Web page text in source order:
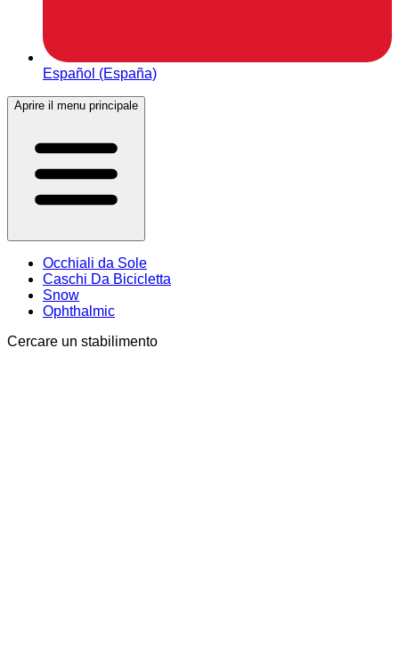
Español (España)
Aprire il menu principale
Occhiali da Sole
Caschi Da Bicicletta
Snow
Ophthalmic
Cercare un stabilimento